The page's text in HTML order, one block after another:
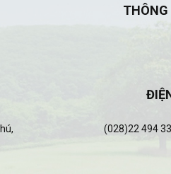
THÔNG
(028)22 494